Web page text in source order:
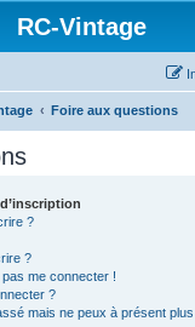
RC-Vintage
Foire aux questions
?
?
me connecter !
?
mais ne peux à présent